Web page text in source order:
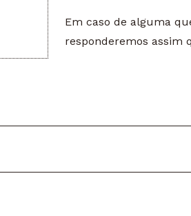
Em caso de alguma
responderemos assim